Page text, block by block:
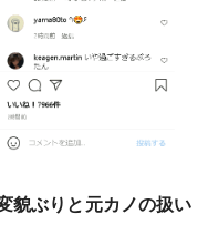
貌ぶりと元カノの扱い